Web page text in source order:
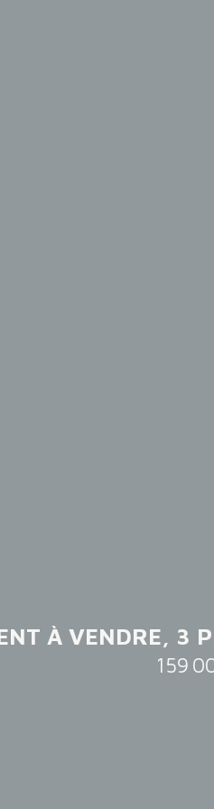
À VENDRE, 3
159